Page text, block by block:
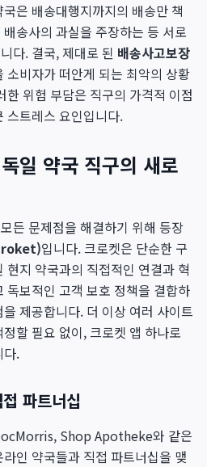
은 배송대행지까지의 배송만 책
송사의 과실을 주장하는 등 서로
다. 결국, 제대로 된 배송사고보장
소비자가 떠안게 되는 최악의 상황
한 위험 부담은 직구의 가격적 이점
스트레스 요인입니다.
일 약국 직구의 새로
든 문제점을 해결하기 위해 등장
입니다. 크로켓은 단순한 구
현지 약국과의 직접적인 연결과 혁
독보적인 고객 보호 정책을 결합하
제공합니다. 더 이상 여러 사이트
할 필요 없이, 크로켓 앱 하나로
다.
파트너십
Shop Apotheke와 같은
인 약국들과 직접 파트너십을 맺